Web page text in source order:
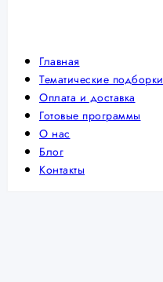
Главная
Тематические подборки
Оплата и доставка
Готовые программы
О нас
Блог
Контакты